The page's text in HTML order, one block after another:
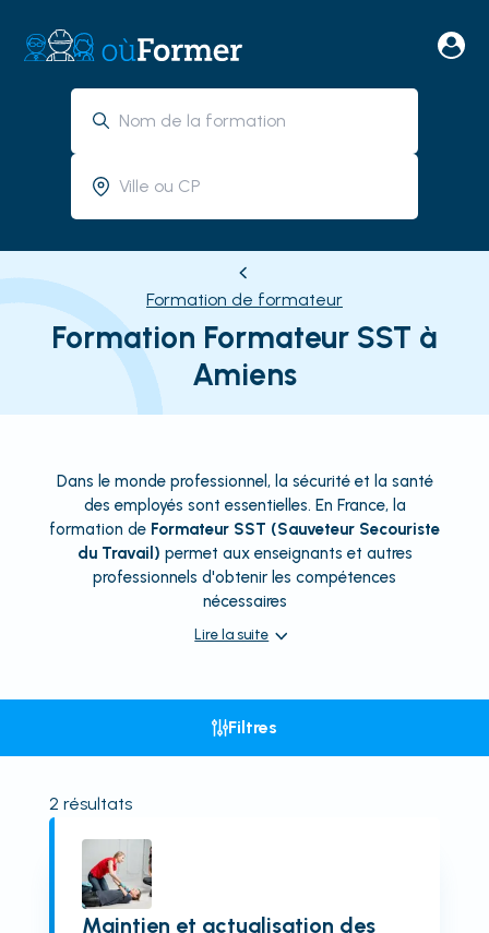
Formation de formateur
Formation Formateur SST à
Amiens
Dans le monde professionnel, la sécurité et la santé
des employés sont essentielles. En France, la
formation de Formateur SST (Sauveteur Secouriste
du Travail) permet aux enseignants et autres
professionnels d'obtenir les compétences
nécessaires
Lire la suite
Filtres
2 résultats
Maintien et actualisation des